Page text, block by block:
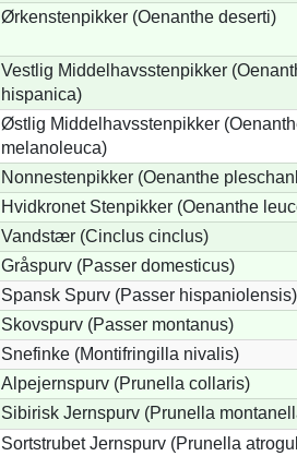
Ørkenstenpikker (Oenanthe deserti)
Vestlig Middelhavsstenpikker
hispanica)
Østlig Middelhavsstenpikker
melanoleuca)
Nonnestenpikker (Oenanthe
Hvidkronet Stenpikker (Oenanthe
Vandstær (Cinclus cinclus)
Gråspurv (Passer domesticus)
Spansk Spurv (Passer hispaniolensis)
Skovspurv (Passer montanus)
Snefinke (Montifringilla nivalis)
Alpejernspurv (Prunella collaris)
Sibirisk Jernspurv (Prunella
Sortstrubet Jernspurv (Prunella